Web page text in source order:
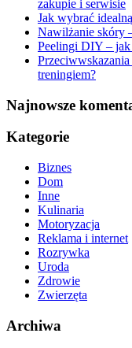
zakupie i serwisie
Jak wybrać
Nawilżanie skóry
Peelingi DIY – jak
treningiem?
Najnowsze
Kategorie
Biznes
Dom
Inne
Kulinaria
Motoryzacja
Reklama i internet
Rozrywka
Uroda
Zdrowie
Zwierzęta
Archiwa